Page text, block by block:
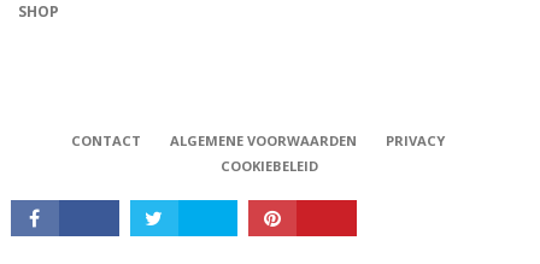
SHOP
CONTACT ALGEMENE VOORWAARDEN
PRIVACY
COOKIEBELEID
Babystraatje.nl, Copyright © 2019